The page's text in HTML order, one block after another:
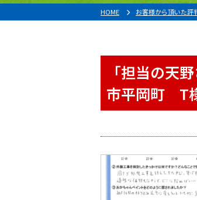
HOME お客様から頂いた評
「担当の天
市平岡町 T